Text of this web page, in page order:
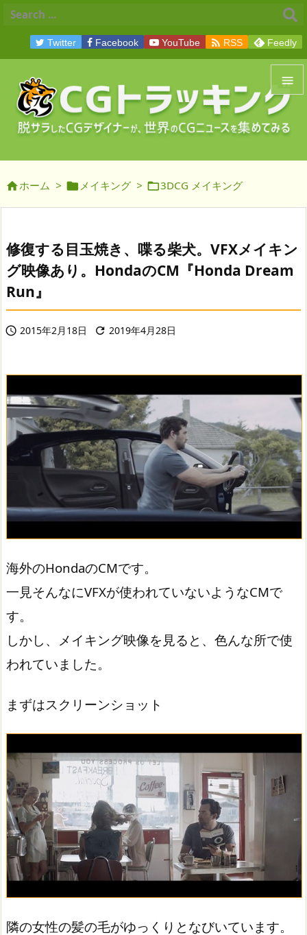


メニュ
前へ
次へ

Twitter Facebook YouTube  RSS Feedly
ホーム >  メイキング > 3DCG メイキング
修復する目玉焼き、喋る柴犬。VFXメイキン
グ映像あり。HondaのCM『Honda Dream
Run』
 2015年2月18日  2019年4月28日
海外のHondaのCMです。
一見そんなにVFXが使われていないようなCMで
す。
しかし、メイキング映像を見ると、色んな所で使
われていました。
まずはスクリーンショット
隣の女性の髪の毛がゆっくりとなびいています。